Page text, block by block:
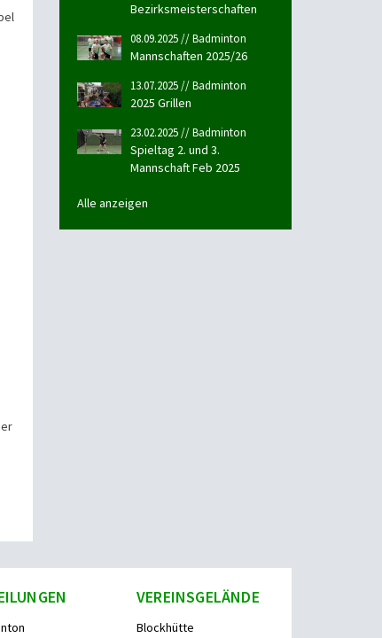
Bezirksmeisterschaften
08.09.2025 // Badminton
Mannschaften 2025/26
13.07.2025 // Badminton
2025 Grillen
23.02.2025 // Badminton
Spieltag 2. und 3.
Mannschaft Feb 2025
Alle anzeigen
VEREINSGELÄNDE
Blockhütte